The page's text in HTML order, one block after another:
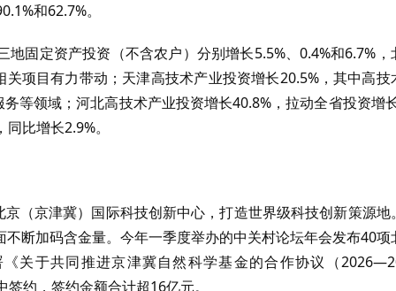
和62.7%。
固定资产投资（不含农户）分别增长5.5%、0.4%和6.7%，
项目有力带动；天津高技术产业投资增长20.5%，其中高技
等领域；河北高技术产业投资增长40.8%，拉动全省投资增
比增长2.9%。
（京津冀）国际科技创新中心，打造世界级科技创新策源地
断加码含金量。今年一季度举办的中关村论坛年会发布40项
关于共同推进京津冀自然科学基金的合作协议（
约，签约金额合计超16亿元。